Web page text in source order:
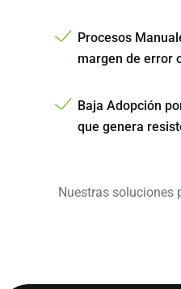
Procesos
margen de error
Baja Adopción
que genera
Nuestras soluciones